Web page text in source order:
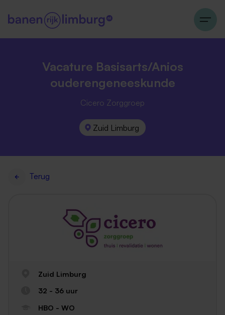
Vacature Basisarts/Anios
ouderengeneeskunde
Cicero Zorggroep
Zuid Limburg
Terug
Zuid Limburg
32 - 36 uur
HBO - WO